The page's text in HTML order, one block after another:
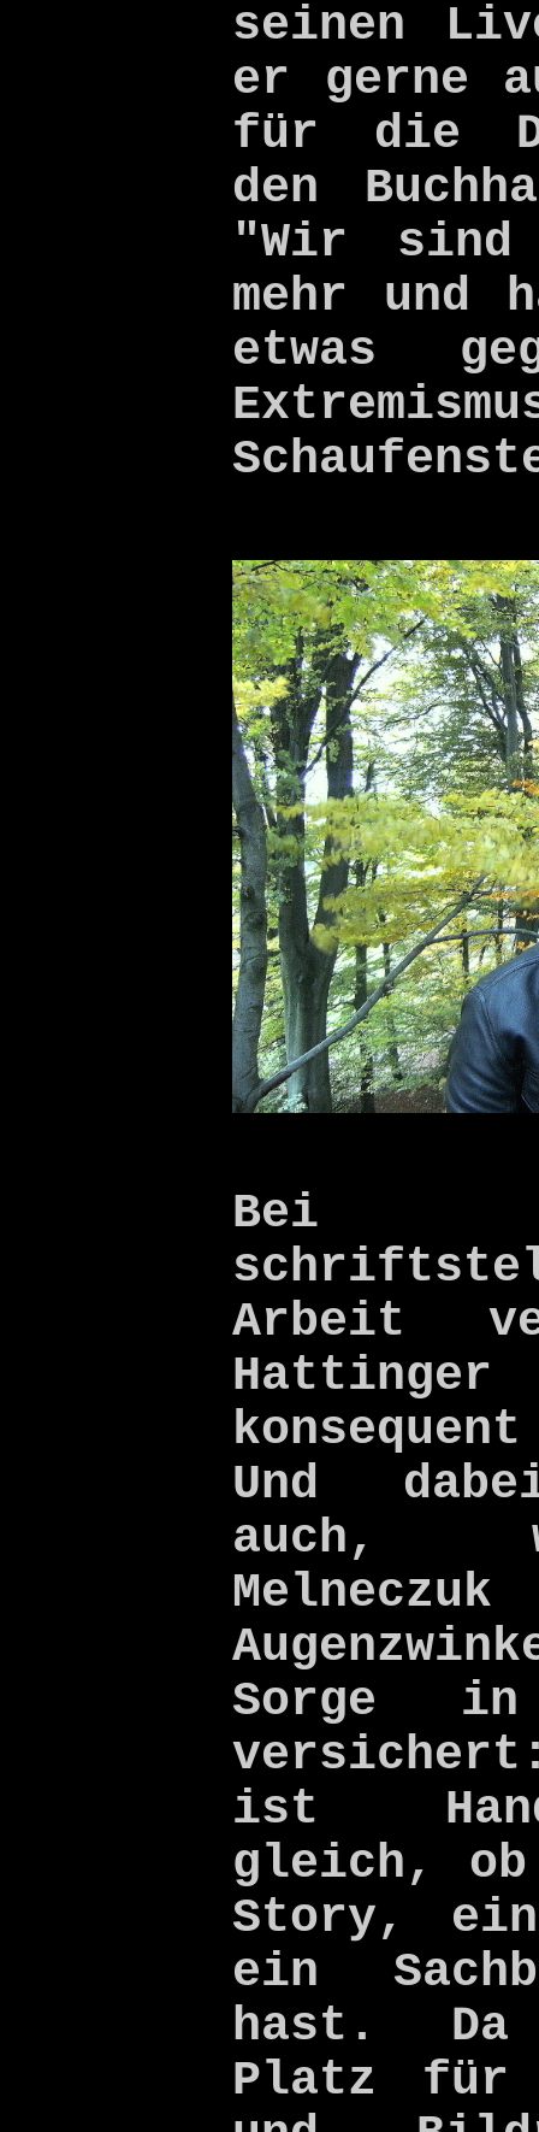
seinen
er gerne
für die
den
"Wir
mehr und
etwas
Bei
Arbeit
Und
auch,
Sorge
ist
gleich,
Story,
ein
hast.
Platz für